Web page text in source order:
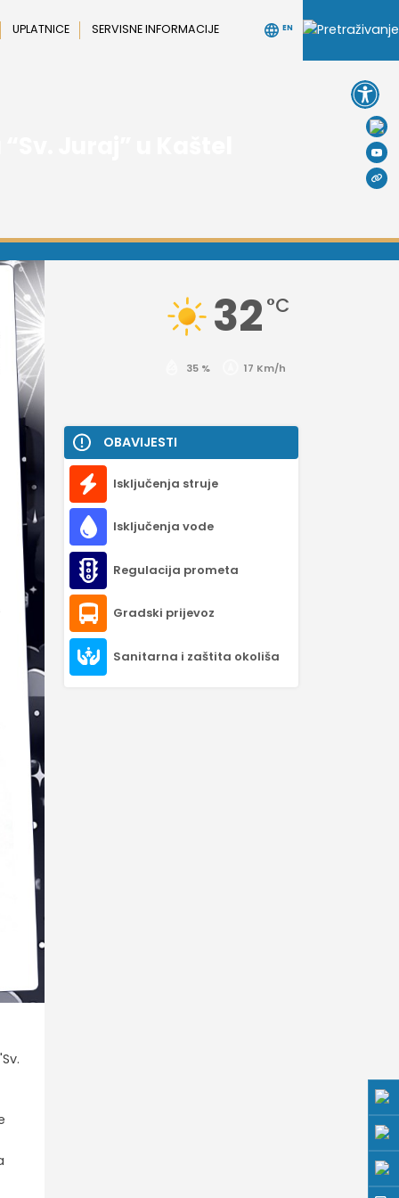
UPLATNICE SERVISNE INFORMACIJE EN
32 °C
35 % 17 Km/h
OBAVIJESTI
Isključenja struje
Isključenja vode
Regulacija prometa
Gradski prijevoz
Sanitarna i zaštita okoliša